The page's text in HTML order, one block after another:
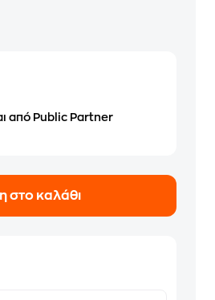
από Public Partner
στο καλάθι